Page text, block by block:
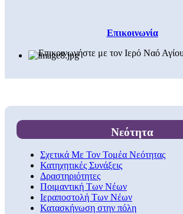
Επικοινωνία
Επικοινωνήστε με τον Ιερό Ναό
Νεότητα
Σχετικά Με Τον Τομέα Νεότητας
Κατηχητικές Συνάξεις
Δραστηριότητες
Ποιμαντική Των Νέων
Ιεραποστολή Των Νέων
Κατασκήνωση στην πόλη